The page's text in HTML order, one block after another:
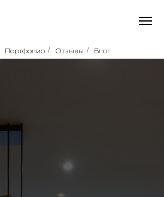
Портфолио / Отзывы / Блог